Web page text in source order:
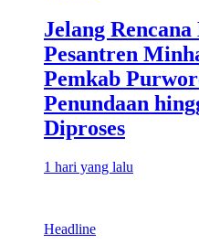
Jelang
Pesantren
Pemkab
Penundaan
Diproses
1 hari yang lalu
Headline